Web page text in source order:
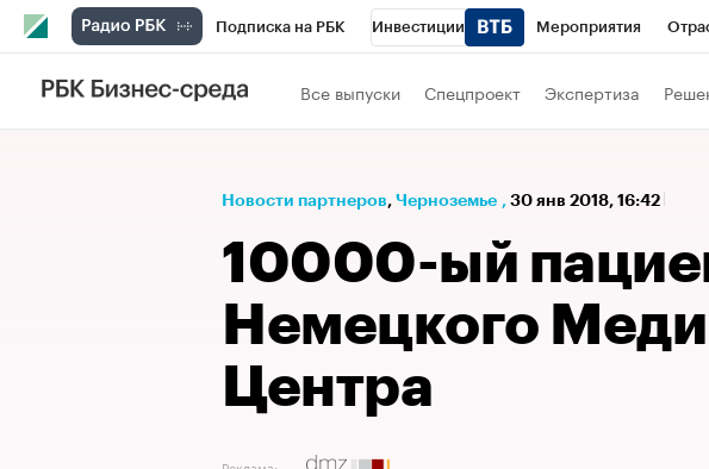
Подписка на РБК Инвестиции Мероприятия
РБК Вино
Проверка контрагентов Политика
Все выпуски Спецпроект Экспертиза
Новости партнеров⁠, Черноземье , 30 янв 2018, 16:42
10000-ый
Немецкого
Центра